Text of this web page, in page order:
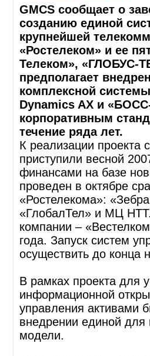
GMCS cообщает о
созданию единой
крупнейшей
«Ростелеком» и ее
Телеком», «ГЛОБУС-
предполагает
комплексной
Dynamics AX и
корпоративным
течение ряда лет.
К реализации проекта
приступили весной
финансами на базе
проведен в октябре
«Ростелекома»:
«ГлобалТел» и МЦ
компании –
года. Запуск систем
осуществить до конца
В рамках проекта для
информационной
управления активами
внедрении единой для
модели.